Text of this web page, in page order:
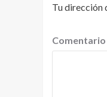
Tu dirección
Comentario